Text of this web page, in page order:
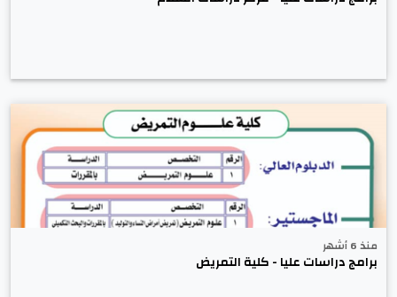
منذ 6 أشهر
برامج دراسات عليا - كلية التمريض